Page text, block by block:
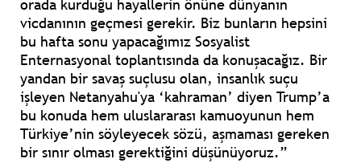
orada kurduğu hayallerin önüne dünyanın
vicdanının geçmesi gerekir. Biz bunların hepsini
bu hafta sonu yapacağımız Sosyalist
Enternasyonal toplantısında da konuşacağız. Bir
yandan bir savaş suçlusu olan, insanlık suçu
işleyen Netanyahu'ya ‘kahraman’ diyen Trump’a
bu konuda hem uluslararası kamuoyunun hem
Türkiye’nin söyleyecek sözü, aşmaması gereken
bir sınır olması gerektiğini düşünüyoruz.”